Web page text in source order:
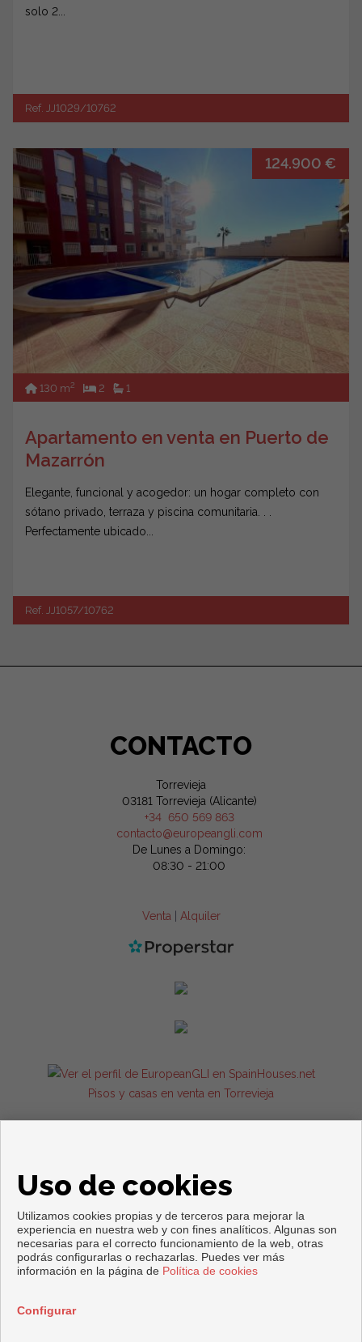
solo 2...
Ref. JJ1029/10762
124.900 €
130 m2 2 1
Apartamento en venta en Puerto de
Mazarrón
Elegante, funcional y acogedor: un hogar completo con
sótano privado, terraza y piscina comunitaria. . .
Perfectamente ubicado...
Ref. JJ1057/10762
CONTACTO
Torrevieja
03181 Torrevieja (Alicante)
+34 650 569 863
contacto@europeangli.com
De Lunes a Domingo:
08:30 - 21:00
Venta Alquiler
Pisos y casas en venta en Torrevieja
Copyright © 2026. Todos los derechos reservados.
Aviso legal |Política de privacidad |Política de Cookies
Uso de cookies
Utilizamos cookies propias y de terceros para mejorar la
experiencia en nuestra web y con fines analíticos. Algunas son
necesarias para el correcto funcionamiento de la web, otras
podrás configurarlas o rechazarlas. Puedes ver más
información en la página de Política de cookies
Configurar